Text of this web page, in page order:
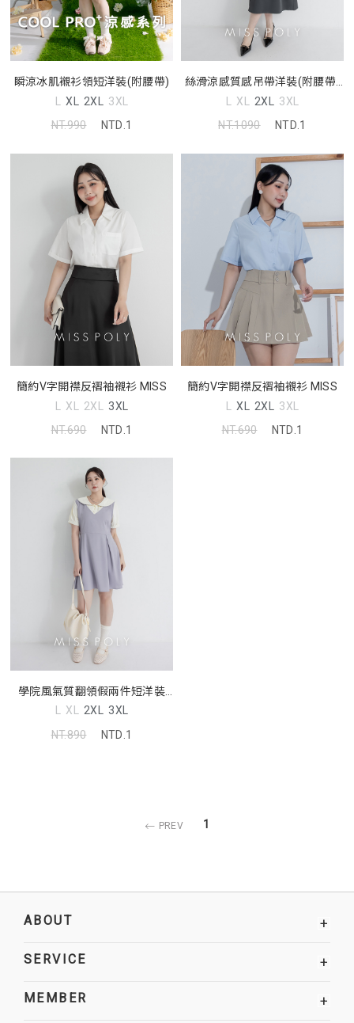
瞬涼冰肌襯衫領短洋裝(附腰帶)
L XL 2XL 3XL
NT.990
NTD.1
絲滑涼感質感吊帶洋裝(附腰帶)
MISS
L XL 2XL 3XL
NT.1090
NTD.1
簡約V字開襟反褶袖襯衫 MISS
L XL 2XL 3XL
NT.690
NTD.1
簡約V字開襟反褶袖襯衫 MISS
L XL 2XL 3XL
NT.690
NTD.1
學院風氣質翻領假兩件短洋裝
MISS
L XL 2XL 3XL
NT.890
NTD.1
PREV 1
ABOUT +
SERVICE +
MEMBER +